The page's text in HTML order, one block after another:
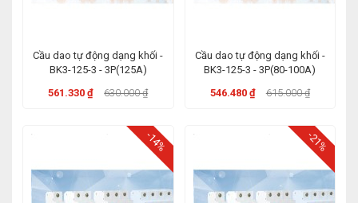
Cầu dao tự động dạng khối -
BK3-125-3 - 3P(125A)
561.330 ₫
630.000 ₫
Cầu dao tự động dạng khối -
BK3-125-3 - 3P(80-100A)
546.480 ₫
615.000 ₫
-14% -21%